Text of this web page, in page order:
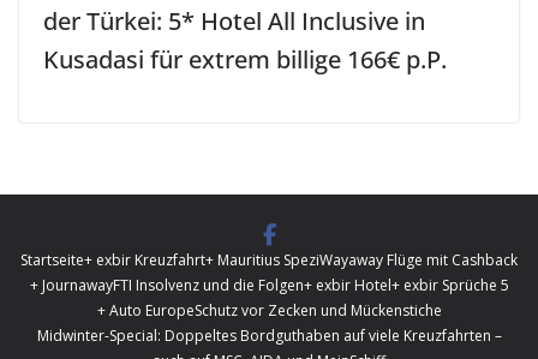
der Türkei: 5* Hotel All Inclusive in
Kusadasi für extrem billige 166€ p.P.
Startseite+ exbir Kreuzfahrt+ Mauritius SpeziWayaway Flüge mit Cashback
+ JournawayFTI Insolvenz und die Folgen+ exbir Hotel+ exbir Sprüche 5
+ Auto EuropeSchutz vor Zecken und Mückenstiche
Midwinter-Special: Doppeltes Bordguthaben auf viele Kreuzfahrten –